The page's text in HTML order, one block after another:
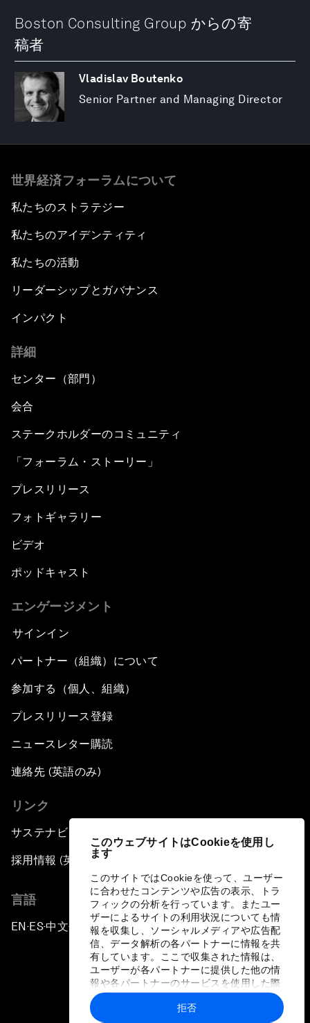
このウェブサイトはCookieを使用し
ます
このサイトではCookieを使って、ユーザー
に合わせたコンテンツや広告の表示、トラ
フィックの分析を行っています。またユー
ザーによるサイトの利用状況についても情
報を収集し、ソーシャルメディアや広告配
信、データ解析の各パートナーに情報を共
有しています。ここで収集された情報は、
ユーザーが各パートナーに提供した他の情
報や各パートナーのサービスを使用した際
に収集された情報と組み合わされ、各パー
トナーによって使用されることがありま
拒否
Boston Consulting Group からの寄
稿者
Vladislav Boutenko
Senior Partner and Managing Director
世界経済フォーラムについて
私たちのストラテジー
私たちのアイデンティティ
私たちの活動
リーダーシップとガバナンス
インパクト
詳細
センター（部門）
会合
ステークホルダーのコミュニティ
「フォーラム・ストーリー」
プレスリリース
フォトギャラリー
ビデオ
ポッドキャスト
エンゲージメント
サインイン
パートナー（組織）について
参加する（個人、組織）
プレスリリース登録
ニュースレター購読
連絡先 (英語のみ)
リンク
サステナビリティへの取り組み
採用情報 (英語のみ)
言語
EN ▪ ES▪中文▪ 日本語
プライバシーポリシーと利用規約